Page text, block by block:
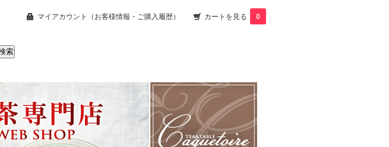
マイアカウント（お客様情報・ご購入履歴） カートを見る 0